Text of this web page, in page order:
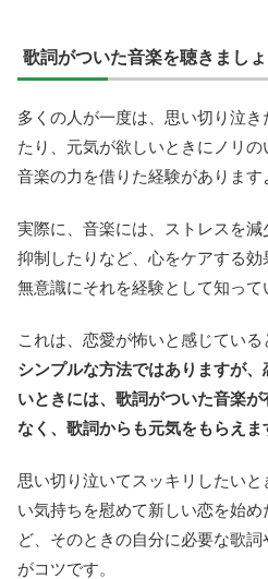
歌詞がついた音楽を聴きましょ
多くの人が一度は、思い切り泣
たり、元気が欲しいときにノリの
音楽の力を借りた経験があります
実際に、音楽には、ストレスを
抑制したりなど、心をケアする効
無意識にそれを経験として知って
これは、恋愛が怖いと感じている
シンプルな方法ではありますが
いときには、歌詞がついた音楽
なく、歌詞からも元気をもらえま
思い切り泣いてスッキリしたい
い気持ちを慰めて新しい恋を始
ど、そのときの自分に必要な歌
がコツです。